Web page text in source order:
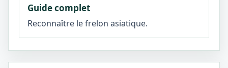
Guide complet
Reconnaître le frelon asiatique.